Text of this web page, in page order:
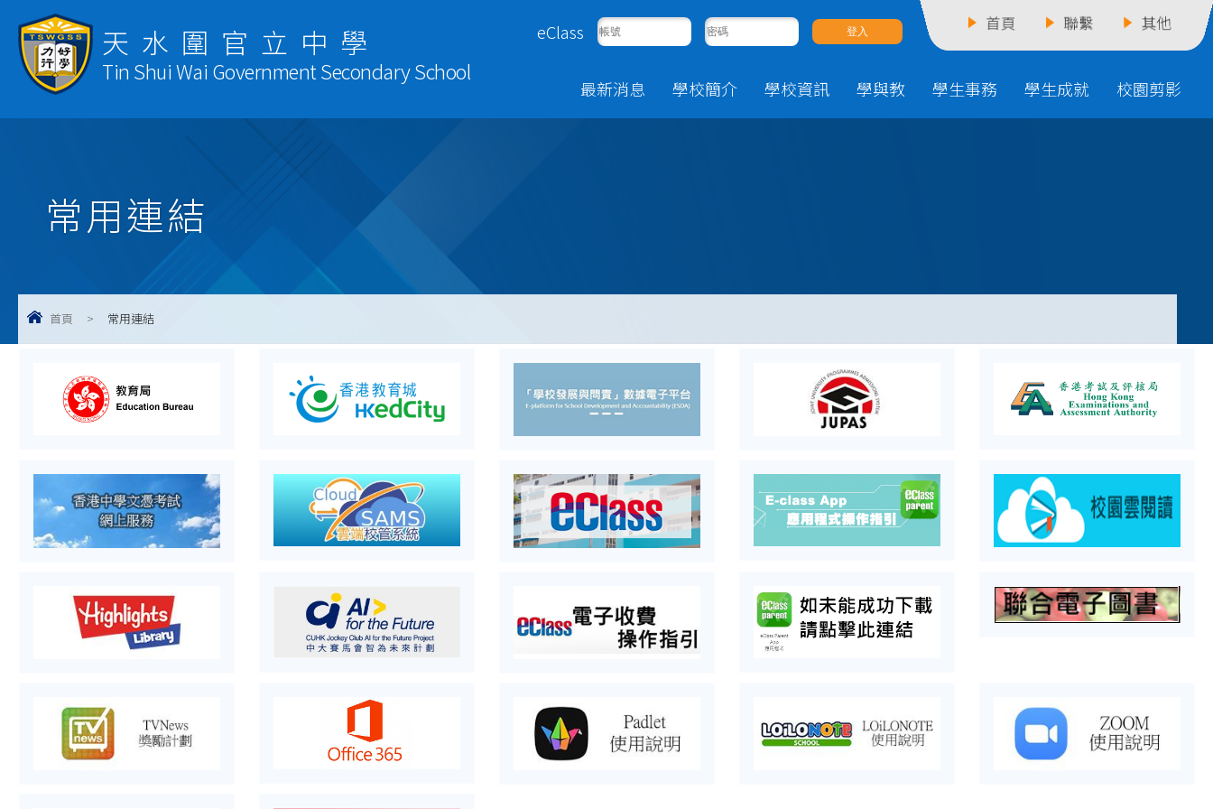
天水圍官立中學
Tin Shui Wai Government Secondary School
首頁 聯繫 其他
eClass
最新消息 學校簡介 學校資訊 學與教 學生事務 學生成就 校園剪影
常用連結
首頁 > 常用連結